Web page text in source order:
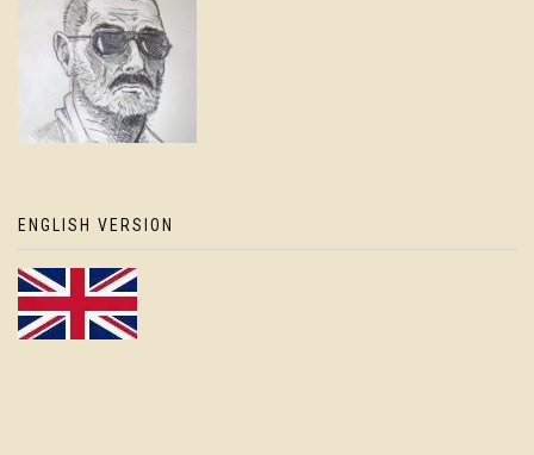
ENGLISH VERSION